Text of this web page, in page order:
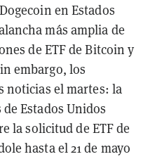
en Estados
más amplia de
de ETF de Bitcoin y
embargo, los
noticias el martes: la
Estados Unidos
la solicitud de ETF de
hasta el 21 de mayo